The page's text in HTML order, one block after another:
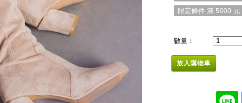
限定條件 滿 5000 元
數量：
放入購物車